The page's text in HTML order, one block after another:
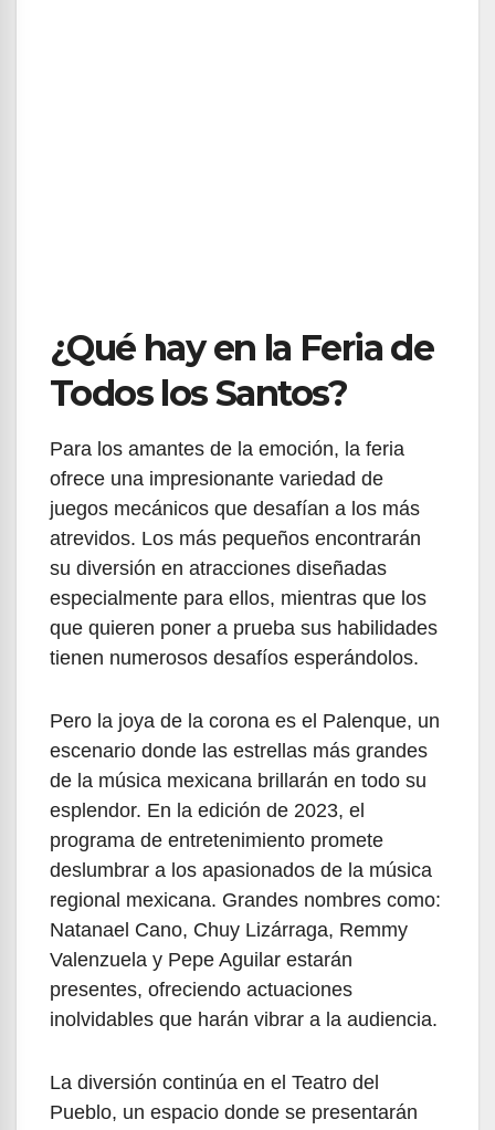
¿Qué hay en la Feria de
Todos los Santos?
Para los amantes de la emoción, la feria
ofrece una impresionante variedad de
juegos mecánicos que desafían a los más
atrevidos. Los más pequeños encontrarán
su diversión en atracciones diseñadas
especialmente para ellos, mientras que los
que quieren poner a prueba sus habilidades
tienen numerosos desafíos esperándolos.
Pero la joya de la corona es el Palenque, un
escenario donde las estrellas más grandes
de la música mexicana brillarán en todo su
esplendor. En la edición de 2023, el
programa de entretenimiento promete
deslumbrar a los apasionados de la música
regional mexicana. Grandes nombres como:
Natanael Cano, Chuy Lizárraga, Remmy
Valenzuela y Pepe Aguilar estarán
presentes, ofreciendo actuaciones
inolvidables que harán vibrar a la audiencia.
La diversión continúa en el Teatro del
Pueblo, un espacio donde se presentarán